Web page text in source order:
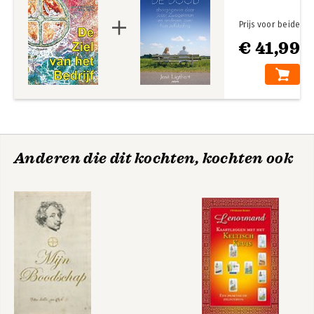
€ 41,99
Prijs voor beide
Anderen die dit kochten, kochten ook